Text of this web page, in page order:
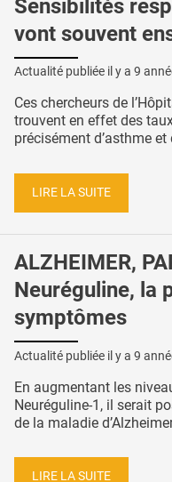
Sensibilités
vont souvent
Actualité publiée il y a 9
Ces chercheurs de
trouvent en effet des
précisément d’asthme
LIRE LA SUITE
ALZHEIMER,
Neuréguline, la
symptômes
Actualité publiée il y a 9
En augmentant les
Neuréguline-1, il serait
de la maladie
LIRE LA SUITE